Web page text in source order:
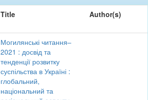
Title Author(s)
Могилянські читання–
2021 : досвід та
тенденції розвитку
суспільства в Україні :
глобальний,
національний та